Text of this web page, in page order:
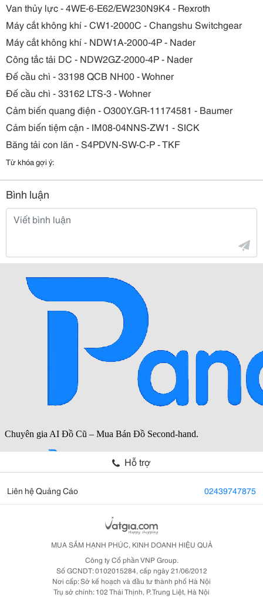
Van thủy lực - 4WE-6-E62/EW230N9K4 - Rexroth
Máy cắt không khí - CW1-2000C - Changshu Switchgear
Máy cắt không khí - NDW1A-2000-4P - Nader
Công tắc tải DC - NDW2GZ-2000-4P - Nader
Đế cầu chì - 33198 QCB NH00 - Wohner
Đế cầu chì - 33162 LTS-3 - Wohner
Cảm biến quang điện - O300Y.GR-11174581 - Baumer
Cảm biến tiệm cận - IM08-04NNS-ZW1 - SICK
Băng tải con lăn - S4PDVN-SW-C-P - TKF
Từ khóa gợi ý:
Bình luận
Hỗ trợ
Liên hệ Quảng Cáo 02439747875
MUA SẮM HẠNH PHÚC, KINH DOANH HIỆU QUẢ
Công ty Cổ phần VNP Group.
Số GCNDT: 0102015284, cấp ngày 21/06/2012
Nơi cấp: Sở kế hoạch và đầu tư thành phố Hà Nội
Trụ sở chính: 102 Thái Thịnh, P. Trung Liệt, Hà Nội